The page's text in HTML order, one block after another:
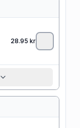
28.95 kr